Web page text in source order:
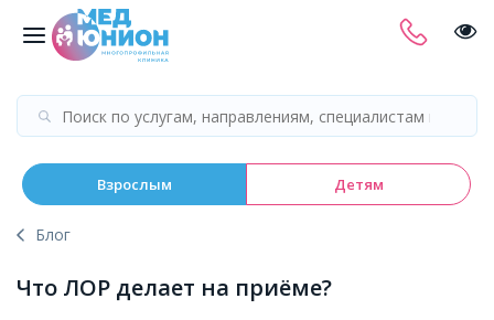
Взрослым Детям
Блог
Что ЛОР делает на приёме?